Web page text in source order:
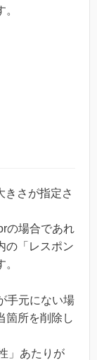
きさが指定さ
の場合であれ
の「レスポン
手元にない場
箇所を削除し
」あたりが